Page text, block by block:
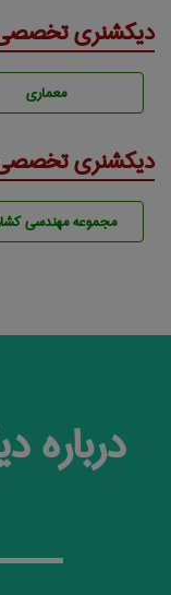
دیکشنری
معماری
دیکشنری
مجموعه مهندسی